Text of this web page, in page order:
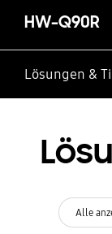
HW-Q90R
Lösungen &
Alle